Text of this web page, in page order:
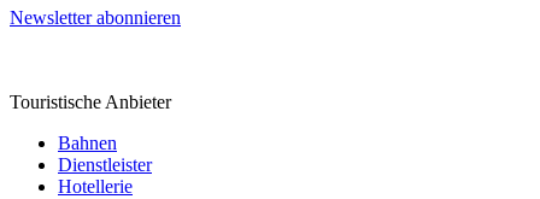
Newsletter abonnieren
Touristische Anbieter
Bahnen
Dienstleister
Hotellerie